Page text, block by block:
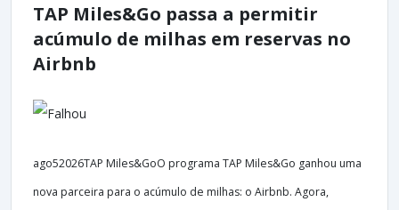
TAP Miles&Go passa a permitir
acúmulo de milhas em reservas no
Airbnb
ago52026TAP Miles&GoO programa TAP Miles&Go ganhou uma
nova parceira para o acúmulo de milhas: o Airbnb. Agora,